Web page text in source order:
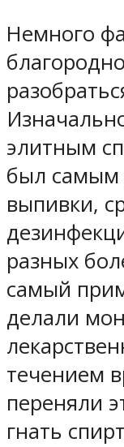
Немного
элитным
был
выпивки,
разных
самый
делали
течением
переняли
гнать